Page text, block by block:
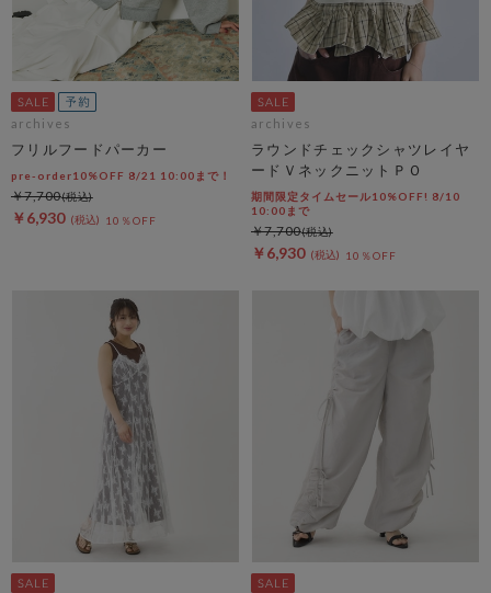
archives
フリルフードパーカー
pre-order10%OFF 8/21 10:00まで！
￥6,930 10％OFF
￥7,700
archives
ラウンドチェックシャツレイヤ
ードＶネックニットＰＯ
期間限定タイムセール10%OFF! 8/10
10:00まで
￥6,930 10％OFF
￥7,700